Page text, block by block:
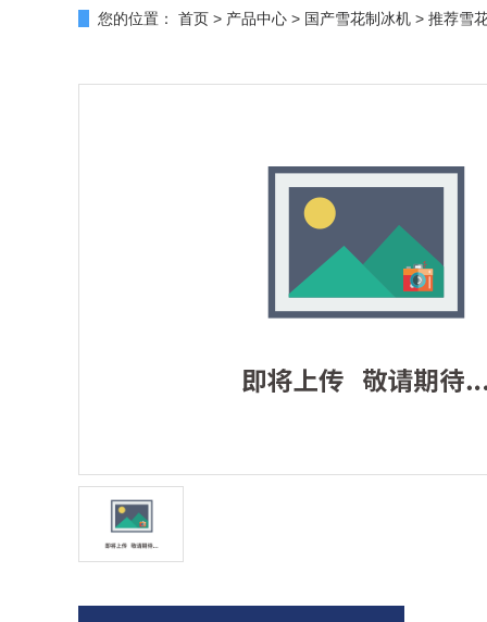
您的位置： 首页 > 产品中心 > 国产雪花制冰机 > 推荐雪